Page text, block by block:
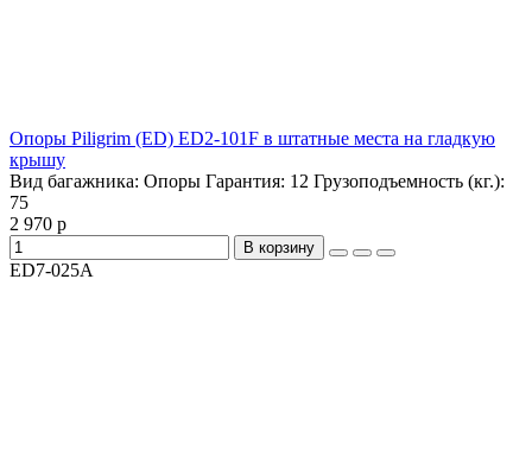
Опоры Piligrim (ED) ED2-101F в штатные места на гладкую
крышу
Вид багажника: Опоры Гарантия: 12 Грузоподъемность (кг.):
75
2 970 р
В корзину
ED7-025A